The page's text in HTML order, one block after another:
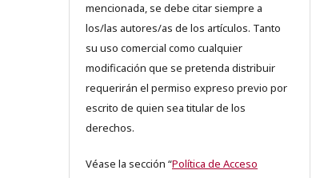
mencionada, se debe citar siempre a
los/las autores/as de los artículos. Tanto
su uso comercial como cualquier
modificación que se pretenda distribuir
requerirán el permiso expreso previo por
escrito de quien sea titular de los
derechos.
Véase la sección “Política de Acceso